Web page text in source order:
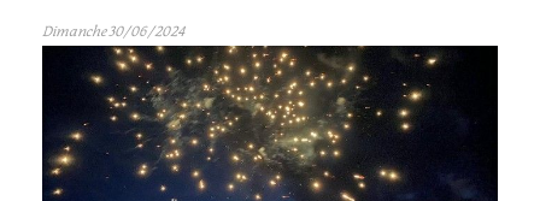
Dimanche 30/06/2024